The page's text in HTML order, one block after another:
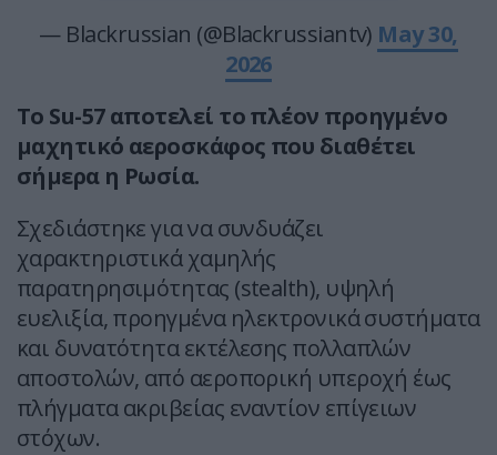
— Blackrussian (@Blackrussiantv) May 30,
2026
Το Su-57 αποτελεί το πλέον προηγμένο
μαχητικό αεροσκάφος που διαθέτει
σήμερα η Ρωσία.
Σχεδιάστηκε για να συνδυάζει
χαρακτηριστικά χαμηλής
παρατηρησιμότητας (stealth), υψηλή
ευελιξία, προηγμένα ηλεκτρονικά συστήματα
και δυνατότητα εκτέλεσης πολλαπλών
αποστολών, από αεροπορική υπεροχή έως
πλήγματα ακριβείας εναντίον επίγειων
στόχων.